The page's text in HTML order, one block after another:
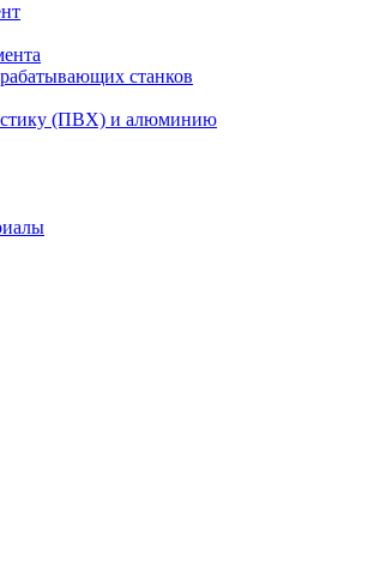
станков
(ПВХ) и алюминию